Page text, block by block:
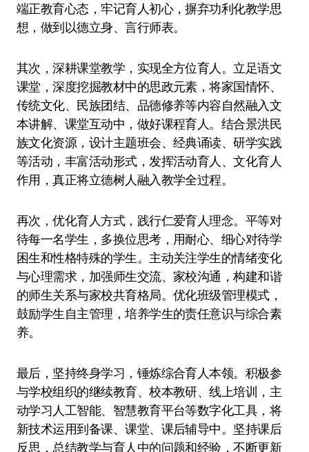
端正教育心态，牢记育人初心，摒弃功利化教学思
想，做到以德立身、言行师表。
其次，深耕课堂教学，实现全方位育人。立足语文
课堂，深度挖掘教材中的思政元素，将家国情怀、
传统文化、民族团结、品德修养等内容自然融入文
本讲解、课堂互动中，做好课程育人。结合景洪民
族文化资源，设计主题班会、经典诵读、研学实践
等活动，丰富活动形式，发挥活动育人、文化育人
作用，真正将立德树人融入教学全过程。
再次，优化育人方式，践行仁爱育人理念。平等对
待每一名学生，多换位思考，用耐心、细心对待学
困生和性格特殊的学生。主动关注学生的情绪变化
与心理需求，加强师生交流、家校沟通，构建和谐
的师生关系与家校共育格局。优化班级管理模式，
鼓励学生自主管理，培养学生的责任意识与综合素
养。
最后，坚持终身学习，锤炼综合育人本领。积极参
与学校组织的继续教育、校本教研、线上培训，主
动学习人工智能、智慧教育平台等数字化工具，将
新技术运用到备课、课堂、课后辅导中。坚持课后
反思，总结教学与育人中的问题和经验，不断更新